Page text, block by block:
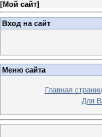
[Мой сайт]
Вход на сайт
Меню сайта
Главная
Для